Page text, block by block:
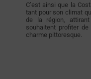
C’est ainsi que la
tant pour son climat
de la région,
souhaitent profiter
charme pittoresque.